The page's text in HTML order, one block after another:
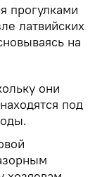
прогулками
латвийских
на
они
под